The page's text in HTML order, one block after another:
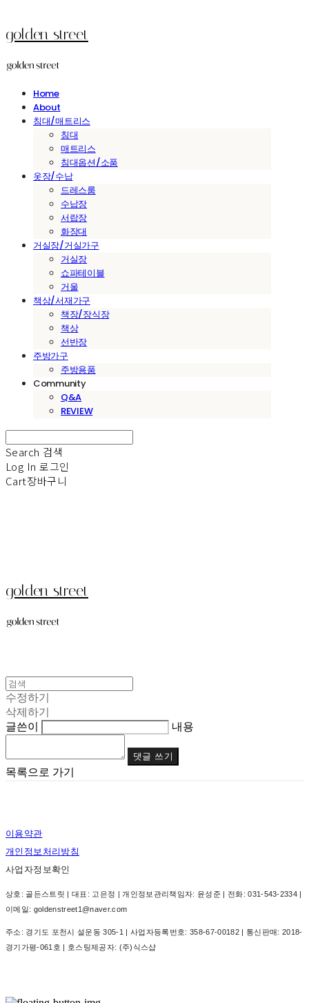
golden street
Home
About
침대/매트리스
침대
매트리스
침대옵션/소품
옷장/수납
드레스룸
수납장
서랍장
화장대
거실장/거실가구
거실장
쇼파테이블
거울
책상/서재가구
책장/장식장
책상
선반장
주방가구
주방용품
Community
Q&A
REVIEW
Search 검색
Log In 로그인
Cart장바구니
golden street
수정하기
삭제하기
글쓴이
내용
댓글 쓰기
목록으로 가기
이용약관
개인정보처리방침
사업자정보확인
상호: 골든스트릿 | 대표: 고은정 | 개인정보관리책임자: 윤성준 | 전화: 031-543-2334 |
이메일: goldenstreet1@naver.com
주소: 경기도 포천시 설운동 305-1 | 사업자등록번호: 358-67-00182| 통신판매: 2018-
경기가평-061호 | 호스팅제공자: (주)식스샵